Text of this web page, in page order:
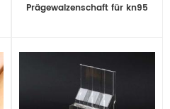
Prägewalzenschaft für kn95